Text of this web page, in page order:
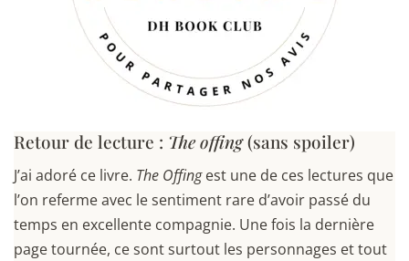
Retour de lecture : The offing(sans spoiler)
J’ai adoré ce livre. The Offingest une de ces lectures que
l’on referme avec le sentiment rare d’avoir passé du
temps en excellente compagnie. Une fois la dernière
page tournée, ce sont surtout les personnages et tout